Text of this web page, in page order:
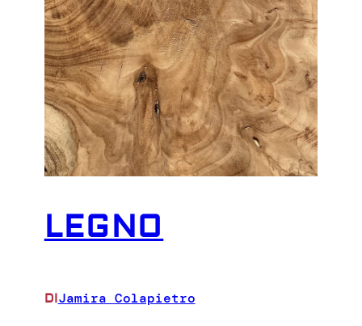
LEGNO
DIJamira Colapietro